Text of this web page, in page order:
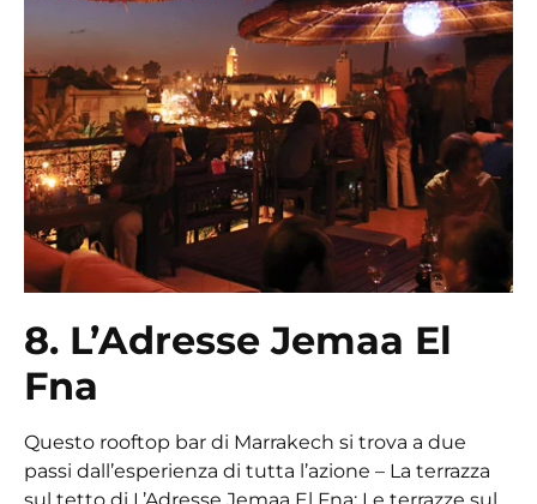
8. L’Adresse Jemaa El
Fna
Questo rooftop bar di Marrakech si trova a due
passi dall’esperienza di tutta l’azione – La terrazza